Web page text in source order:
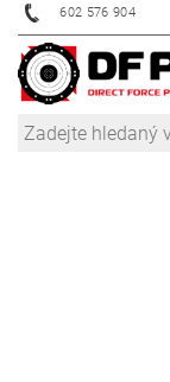
602 576 904